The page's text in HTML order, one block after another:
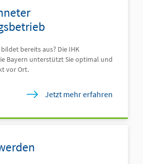
bereits aus? Die IHK
Bayern unterstützt Sie optimal und
vor Ort.
Jetzt mehr erfahren